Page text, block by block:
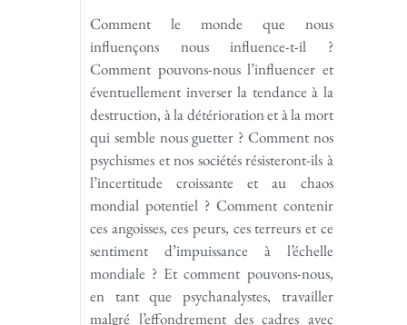
Comment le monde que nous
influençons nous influence-t-il ?
Comment pouvons-nous l’influencer et
éventuellement inverser la tendance à la
destruction, à la détérioration et à la mort
qui semble nous guetter ? Comment nos
psychismes et nos sociétés résisteront-ils à
l’incertitude croissante et au chaos
mondial potentiel ? Comment contenir
ces angoisses, ces peurs, ces terreurs et ce
sentiment d’impuissance à l’échelle
mondiale ? Et comment pouvons-nous,
en tant que psychanalystes, travailler
malgré l’effondrement des cadres avec